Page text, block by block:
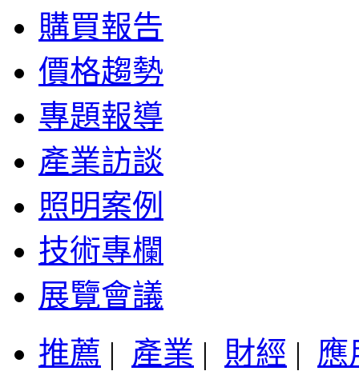
購買報告
價格趨勢
專題報導
產業訪談
照明案例
技術專欄
展覽會議
推薦 | 產業 | 財經 | 應